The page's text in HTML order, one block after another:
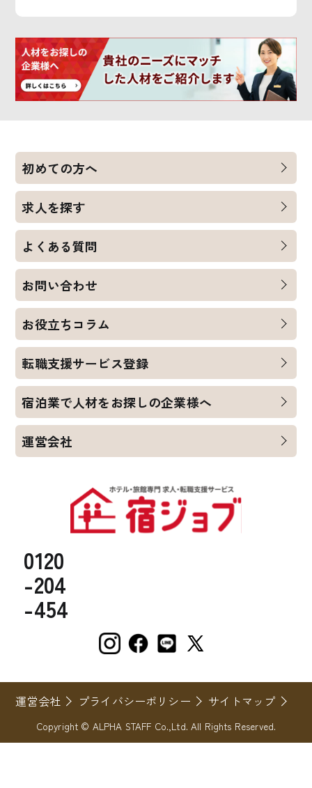
0120
-204
-454
初めての方へ
求人を探す
よくある質問
お問い合わせ
お役立ちコラム
転職支援サービス登録
宿泊業で人材をお探しの企業様へ
運営会社
運営会社 プライバシーポリシー サイトマップ
Copyright © ALPHA STAFF Co.,Ltd. All Rights Reserved.